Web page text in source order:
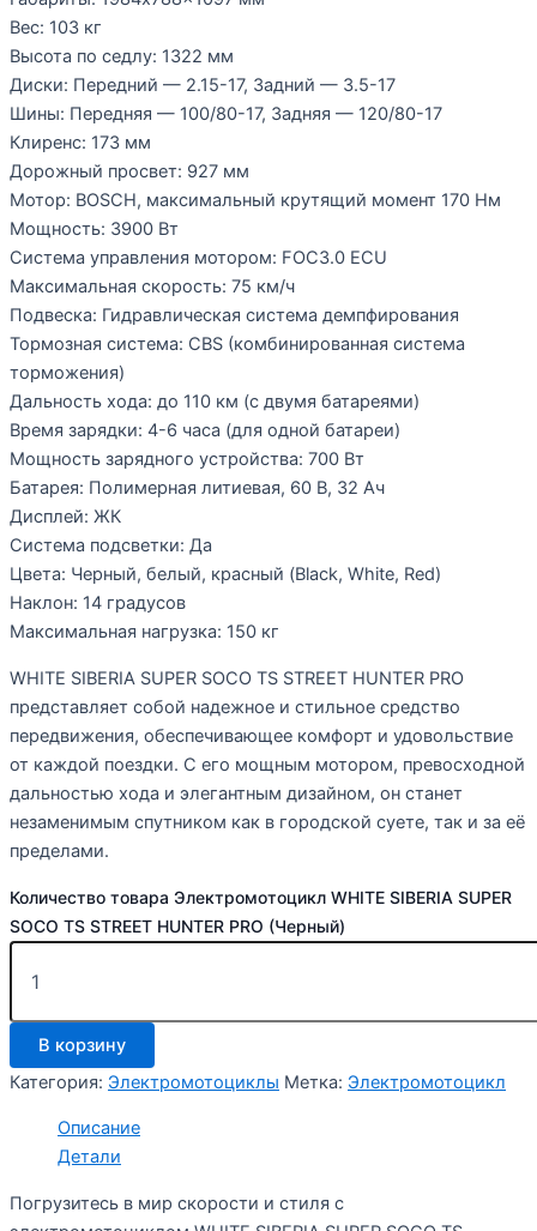
Вес: 103 кг
Высота по седлу: 1322 мм
Диски: Передний — 2.15-17, Задний — 3.5-17
Шины: Передняя — 100/80-17, Задняя — 120/80-17
Клиренс: 173 мм
Дорожный просвет: 927 мм
Мотор: BOSCH, максимальный крутящий момент 170 Нм
Мощность: 3900 Вт
Система управления мотором: FOC3.0 ECU
Максимальная скорость: 75 км/ч
Подвеска: Гидравлическая система демпфирования
Тормозная система: CBS (комбинированная система
торможения)
Дальность хода: до 110 км (с двумя батареями)
Время зарядки: 4-6 часа (для одной батареи)
Мощность зарядного устройства: 700 Вт
Батарея: Полимерная литиевая, 60 В, 32 Ач
Дисплей: ЖК
Система подсветки: Да
Цвета: Черный, белый, красный (Black, White, Red)
Наклон: 14 градусов
Максимальная нагрузка: 150 кг
WHITE SIBERIA SUPER SOCO TS STREET HUNTER PRO
представляет собой надежное и стильное средство
передвижения, обеспечивающее комфорт и удовольствие
от каждой поездки. С его мощным мотором, превосходной
дальностью хода и элегантным дизайном, он станет
незаменимым спутником как в городской суете, так и за её
пределами.
Количество товара Электромотоцикл WHITE SIBERIA SUPER
SOCO TS STREET HUNTER PRO (Черный)
В корзину
Категория: Электромотоциклы Метка: Электромотоцикл
Описание
Детали
Погрузитесь в мир скорости и стиля с